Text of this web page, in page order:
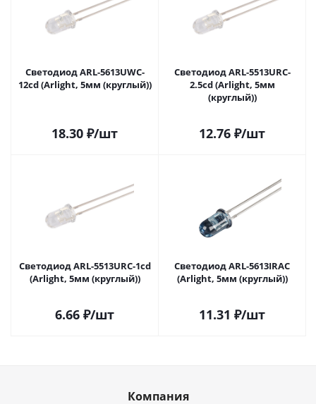
Светодиод ARL-5613UWC-
12cd (Arlight, 5мм (круглый))
18.30 ₽/шт
Светодиод ARL-5513URC-
2.5cd (Arlight, 5мм
(круглый))
12.76 ₽/шт
Светодиод ARL-5513URC-1cd
(Arlight, 5мм (круглый))
6.66 ₽/шт
Светодиод ARL-5613IRAC
(Arlight, 5мм (круглый))
11.31 ₽/шт
Компания